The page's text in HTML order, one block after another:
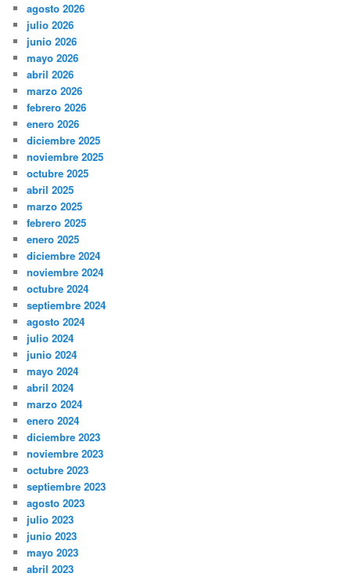
agosto 2026
julio 2026
junio 2026
mayo 2026
abril 2026
marzo 2026
febrero 2026
enero 2026
diciembre 2025
noviembre 2025
octubre 2025
abril 2025
marzo 2025
febrero 2025
enero 2025
diciembre 2024
noviembre 2024
octubre 2024
septiembre 2024
agosto 2024
julio 2024
junio 2024
mayo 2024
abril 2024
marzo 2024
enero 2024
diciembre 2023
noviembre 2023
octubre 2023
septiembre 2023
agosto 2023
julio 2023
junio 2023
mayo 2023
abril 2023